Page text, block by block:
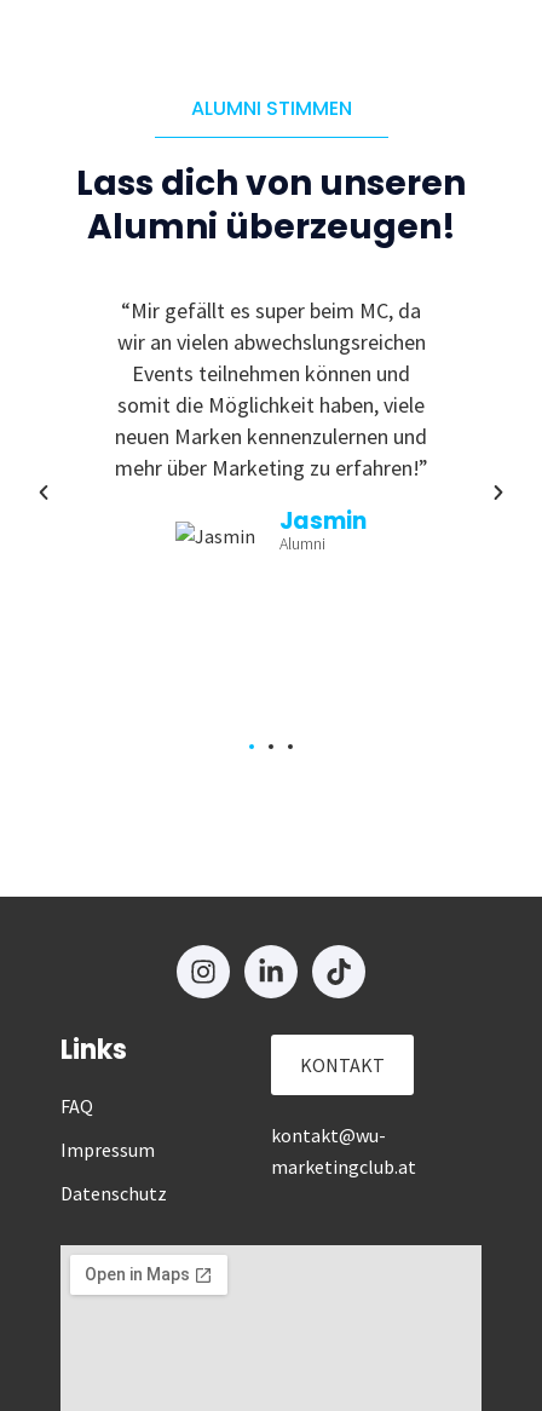
ALUMNI STIMMEN
Lass dich von unseren
Alumni überzeugen!
“Mir gefällt es super beim MC, da
wir an vielen abwechslungsreichen
Events teilnehmen können und
somit die Möglichkeit haben, viele
neuen Marken kennenzulernen und
mehr über Marketing zu erfahren!”
Jasmin
Alumni
Links
FAQ
Impressum
Datenschutz
KONTAKT
kontakt@wu-
marketingclub.at